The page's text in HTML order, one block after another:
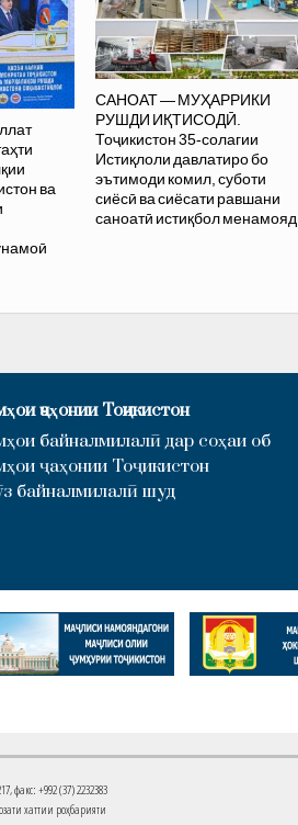
ва
САНОАТ — МУҲАРРИКИ
РУШДИ ИҚТИСОДӢ.
Тоҷикистон 35-солагии
Истиқлоли давлатиро бо
эътимоди комил, суботи
сиёсӣ ва сиёсати равшани
саноатӣ истиқбол менамояд
ҷаҳонии Тоҷикистон
байналмилалӣ дар соҳаи об
ҷаҳонии Тоҷикистон
байналмилалӣ шуд
факс: +992 (37) 2232383
хаттии роҳбарияти